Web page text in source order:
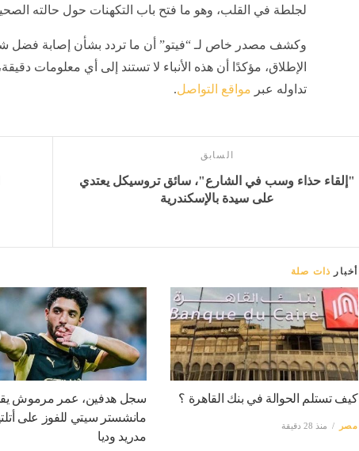
لجلطة في القلب، وهو ما فتح باب التكهنات حول حالته
وكشف مصدر خاص لـ “فيتو” أن ما تردد بشأن إصابة فضل
الإطلاق، مؤكدًا أن هذه الأنباء لا تستند إلى أي معلومات
تداوله عبر مواقع التواصل.
السابق
"إلقاء حذاء وسب في الشارع"، سائق تروسيكل يعتدي
على سيدة بالإسكندرية
أخبار ذات صلة
كيف تستلم الحوالة في بنك القاهرة ؟
مصر منذ 28 دقيقة
سجل هدفين، عمر مرموش
مانشستر سيتي للفوز على
مدريد وديا